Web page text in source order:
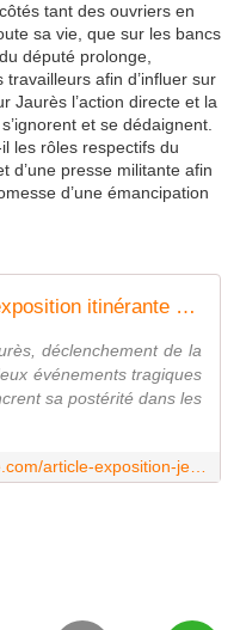
tant des ouvriers en
sa vie, que sur les bancs
député prolonge,
afin d’influer sur
Jaurès l’action directe et la
et se dédaignent.
les rôles respectifs du
d’une presse militante afin
d’une émancipation
Jean Jaurès - caricatures : exposition itinérante à louer / imprimer
déclenchement de la
événements tragiques
sa postérité dans les